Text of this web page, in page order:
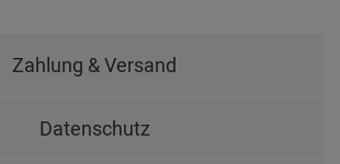
Zahlung & Versand
Datenschutz